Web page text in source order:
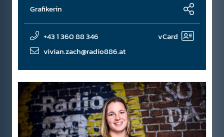
Grafikerin
+43 1 360 88 346
vivian.zach@radio886.at
vCard